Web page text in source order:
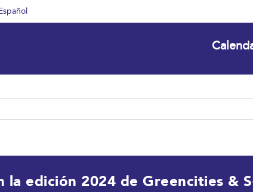
la edición 2024 de Greencities &